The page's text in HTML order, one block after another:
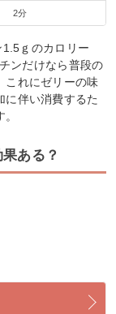
2分
1.5ｇのカロリー
ンだけなら普段の
これにゼリーの味
に伴い消費するた
ある？